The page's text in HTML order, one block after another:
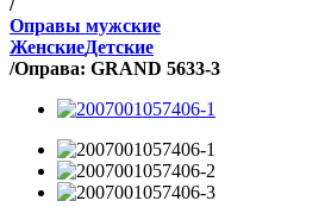
/
Оправы мужские
ЖенскиеДетские
/Оправа: GRAND 5633-3